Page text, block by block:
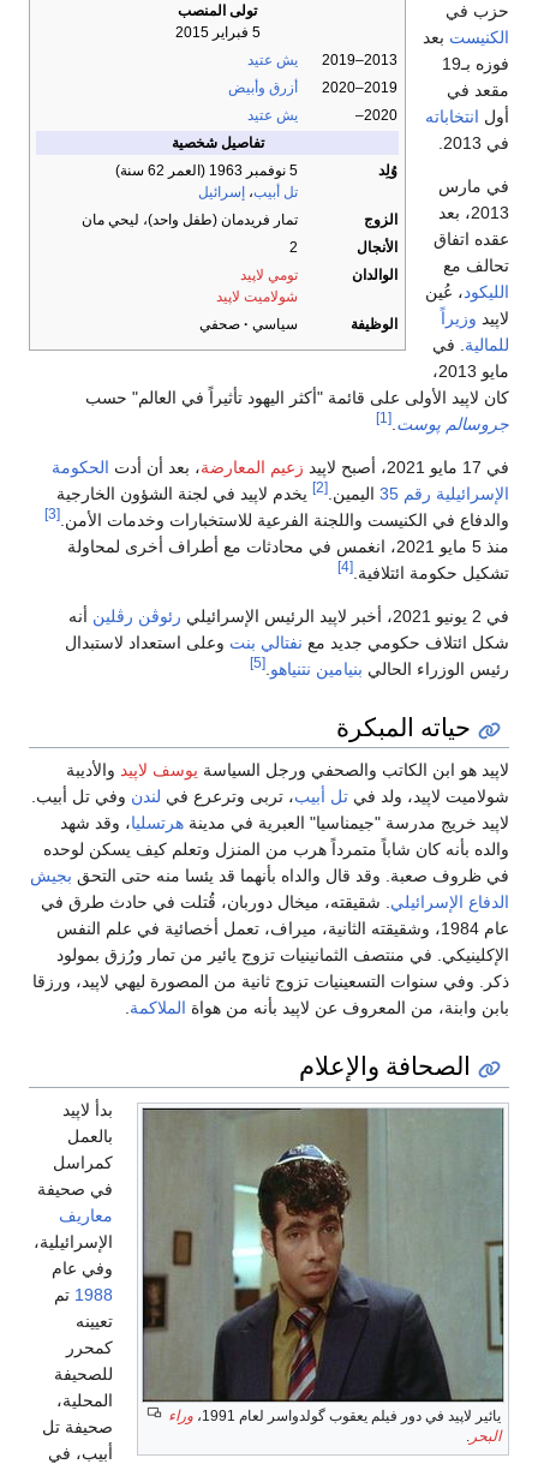
تولى المنصب
5 فبراير 2015
2013–2019
يش عتيد
2019–2020
أزرق وأبيض
2020–
يش عتيد
تفاصيل شخصية
وُلِد
5 نوفمبر 1963
(العمر 62 سنة)
تل أبيب، إسرائيل
الزوج
تمار فريدمان (طفل واحد)، ليحي مان
الأنجال
2
الوالدان
تومي لاپيد
شولاميت لاپيد
الوظيفة
سياسي صحفي
حزب في
الكنيست بعد
فوزه بـ19
مقعد في
أول انتخاباته
في 2013.
في مارس
2013، بعد
عقده اتفاق
تحالف مع
الليكود، عُين
لاپيد وزيراً
للمالية . في
مايو 2013،
كان لاپيد الأولى على قائمة "أكثر اليهود تأثيراً في العالم" حسب
جروسالم پوست [1]
في 17 مايو 2021، أصبح لاپيد زعيم المعارضة، بعد أن أدت الحكومة
الإسرائيلية رقم 35
اليمين. [2]
يخدم لاپيد في لجنة الشؤون الخارجية
والدفاع في الكنيست واللجنة الفرعية للاستخبارات وخدمات الأمن. [3]
منذ 5 مايو 2021، انغمس في محادثات مع أطراف أخرى لمحاولة
تشكيل حكومة ائتلافية. [4]
في 2 يونيو 2021، أخبر لاپيد الرئيس الإسرائيلي رئوڤن رڤلين أنه
شكل ائتلاف حكومي جديد مع نفتالي بنت وعلى استعداد لاستبدال
رئيس الوزراء الحالي بنيامين نتنياهو [5]
حياته المبكرة
لاپيد هو ابن الكاتب والصحفي ورجل السياسة يوسف لاپيد والأديبة
شولاميت لاپيد، ولد في تل أبيب، تربى وترعرع في لندن وفي تل أبيب.
لاپيد خريج مدرسة "جيمناسيا" العبرية في مدينة هرتسليا، وقد شهد
والده بأنه كان شاباً متمرداً هرب من المنزل وتعلم كيف يسكن لوحده
في ظروف صعبة. وقد قال والداه بأنهما قد يئسا منه حتى التحق بجيش
الدفاع الإسرائيلي. شقيقته، ميخال دوربان، قُتلت في حادث طرق في
عام 1984، وشقيقته الثانية، ميراف، تعمل أخصائية في علم النفس
الإكلينيكي. في منتصف الثمانينيات تزوج يائير من تمار ورُزق بمولود
ذكر. وفي سنوات التسعينيات تزوج ثانية من المصورة ليهي لاپيد، ورزقا
بابن وابنة، من المعروف عن لاپيد بأنه من هواة الملاكمة.
الصحافة والإعلام
يائير لاپيد في دور فيلم يعقوب گولدواسر لعام 1991،
وراء
البحر .
بدأ لاپيد
بالعمل
كمراسل
في صحيفة
معاريف
الإسرائيلية،
وفي عام
1988 تم
تعيينه
كمحرر
للصحيفة
المحلية،
صحيفة تل
أبيب، في